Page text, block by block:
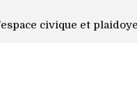
civique et